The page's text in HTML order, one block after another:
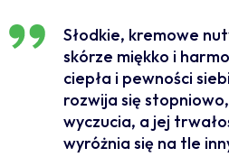
Słodkie, kremowe
skórze miękko i
ciepła i pewności
rozwija się
wyczucia, a jej
wyróżnia się na tle